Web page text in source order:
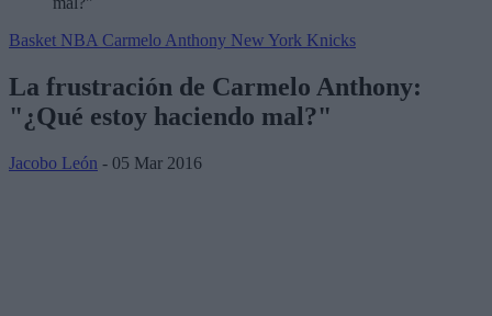
Basket NBA Carmelo Anthony New York Knicks
La frustración de Carmelo Anthony:
"¿Qué estoy haciendo mal?"
Jacobo León - 05 Mar 2016